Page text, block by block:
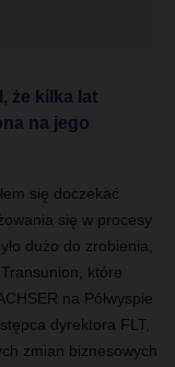
że kilka lat
na jego
się doczekać
się w procesy
dużo do zrobienia,
które
na Półwyspie
dyrektora FLT,
zmian biznesowych